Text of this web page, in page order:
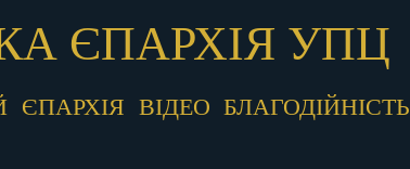
ЄПАРХІЯ УПЦ
ЄПАРХІЯ ВІДЕО БЛАГОДІЙНІСТЬ